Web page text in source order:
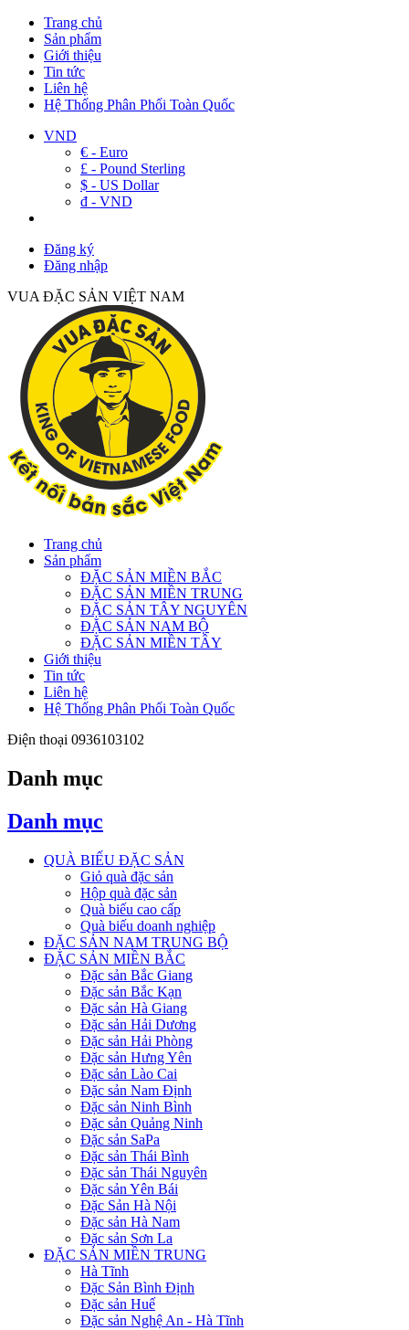
Trang chủ
Sản phẩm
Giới thiệu
Tin tức
Liên hệ
Hệ Thống Phân Phối Toàn Quốc
VND
€ - Euro
£ - Pound Sterling
$ - US Dollar
đ - VND
Đăng ký
Đăng nhập
VUA ĐẶC SẢN VIỆT NAM
Trang chủ
Sản phẩm
ĐẶC SẢN MIỀN BẮC
ĐẶC SẢN MIỀN TRUNG
ĐẶC SẢN TÂY NGUYÊN
ĐẶC SẢN NAM BỘ
ĐẶC SẢN MIỀN TÂY
Giới thiệu
Tin tức
Liên hệ
Hệ Thống Phân Phối Toàn Quốc
Điện thoại 0936103102
Danh mục
Danh mục
QUÀ BIẾU ĐẶC SẢN
Giỏ quà đặc sản
Hộp quà đặc sản
Quà biếu cao cấp
Quà biếu doanh nghiệp
ĐẶC SẢN NAM TRUNG BỘ
ĐẶC SẢN MIỀN BẮC
Đặc sản Bắc Giang
Đặc sản Bắc Kạn
Đặc sản Hà Giang
Đặc sản Hải Dương
Đặc sản Hải Phòng
Đặc sản Hưng Yên
Đặc sản Lào Cai
Đặc sản Nam Định
Đặc sản Ninh Bình
Đặc sản Quảng Ninh
Đặc sản SaPa
Đặc sản Thái Bình
Đặc sản Thái Nguyên
Đặc sản Yên Bái
Đặc Sản Hà Nội
Đặc sản Hà Nam
Đặc sản Sơn La
ĐẶC SẢN MIỀN TRUNG
Hà Tĩnh
Đặc Sản Bình Định
Đặc sản Huế
Đặc sản Nghệ An - Hà Tĩnh